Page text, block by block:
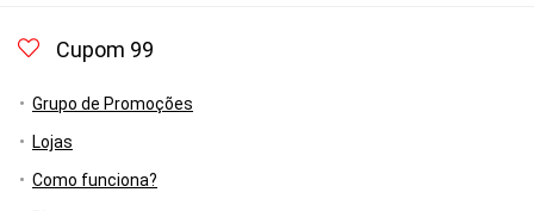
Cupom 99
Grupo de Promoções
Lojas
Como funciona?